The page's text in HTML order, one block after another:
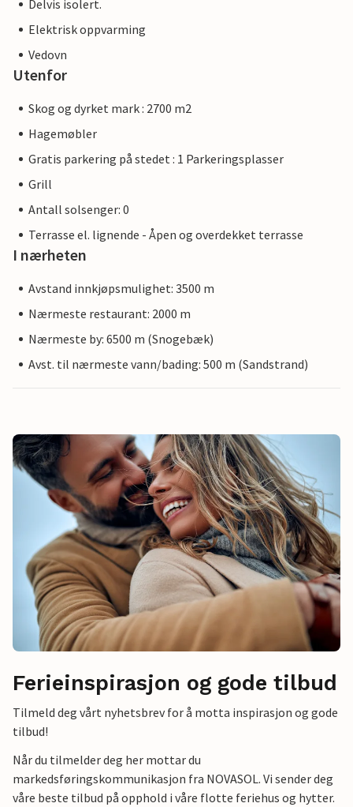
Delvis isolert.
Elektrisk oppvarming
Vedovn
Utenfor
Skog og dyrket mark : 2700 m2
Hagemøbler
Gratis parkering på stedet : 1 Parkeringsplasser
Grill
Antall solsenger: 0
Terrasse el. lignende - Åpen og overdekket terrasse
I nærheten
Avstand innkjøpsmulighet: 3500 m
Nærmeste restaurant: 2000 m
Nærmeste by: 6500 m (Snogebæk)
Avst. til nærmeste vann/bading: 500 m (Sandstrand)
Ferieinspirasjon og gode tilbud
Tilmeld deg vårt nyhetsbrev for å motta inspirasjon og gode
tilbud!
Når du tilmelder deg her mottar du
markedsføringskommunikasjon fra NOVASOL. Vi sender deg
våre beste tilbud på opphold i våre flotte feriehus og hytter.